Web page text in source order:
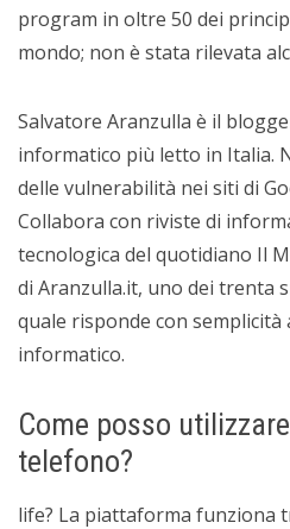
program in oltre 50 dei
mondo; non è stata rilevata
Salvatore Aranzulla è il
informatico più letto in Italia.
delle vulnerabilità nei siti di
Collabora con riviste di
tecnologica del quotidiano Il
di Aranzulla.it, uno dei trenta
quale risponde con
informatico.
Come posso
telefono?
life? La piattaforma funziona